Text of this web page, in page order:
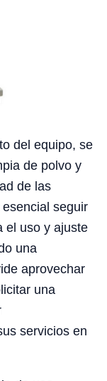
del equipo, se
de polvo y
de las
seguir
el uso y ajuste
una
aprovechar
una
servicios en